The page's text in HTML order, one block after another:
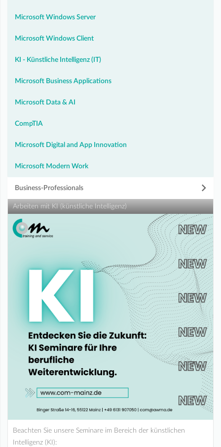
Microsoft Windows Server
Microsoft Windows Client
KI - Künstliche Intelligenz (IT)
Microsoft Business Applications
Microsoft Data & AI
CompTIA
Microsoft Digital and App Innovation
Microsoft Modern Work
Business-Professionals
Arbeiten mit KI (künstliche Intelligenz)
Beachten Sie unsere Seminare im Bereich der künstlichen
Intelligenz (KI):